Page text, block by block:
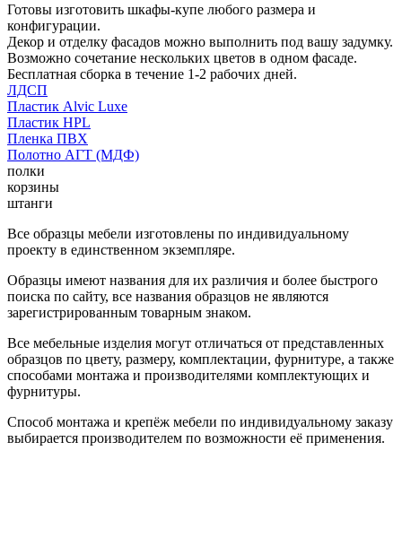
Готовы изготовить шкафы-купе любого размера и
конфигурации.
Декор и отделку фасадов можно выполнить под вашу задумку.
Возможно сочетание нескольких цветов в одном фасаде.
Бесплатная сборка в течение 1-2 рабочих дней.
ЛДСП
Пластик Alvic Luxe
Пластик HPL
Пленка ПВХ
Полотно АГТ (МДФ)
полки
корзины
штанги
Все образцы мебели изготовлены по индивидуальному
проекту в единственном экземпляре.
Образцы имеют названия для их различия и более быстрого
поиска по сайту, все названия образцов не являются
зарегистрированным товарным знаком.
Все мебельные изделия могут отличаться от представленных
образцов по цвету, размеру, комплектации, фурнитуре, а также
способами монтажа и производителями комплектующих и
фурнитуры.
Способ монтажа и крепёж мебели по индивидуальному заказу
выбирается производителем по возможности её применения.